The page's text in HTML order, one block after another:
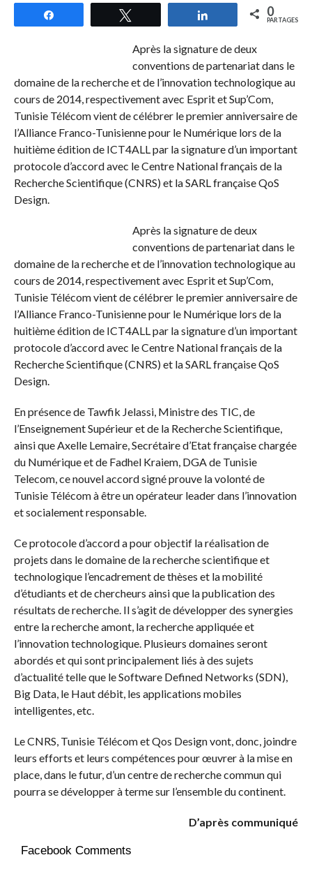
Partagez 0
PARTAGES
Après la signature de deux
conventions de partenariat dans le
domaine de la recherche et de l’innovation technologique au
cours de 2014, respectivement avec Esprit et Sup’Com,
Tunisie Télécom vient de célébrer le premier anniversaire de
l’Alliance Franco-Tunisienne pour le Numérique lors de la
huitième édition de ICT4ALL par la signature d’un important
protocole d’accord avec le Centre National français de la
Recherche Scientifique (CNRS) et la SARL française QoS
Design.
Après la signature de deux
conventions de partenariat dans le
domaine de la recherche et de l’innovation technologique au
cours de 2014, respectivement avec Esprit et Sup’Com,
Tunisie Télécom vient de célébrer le premier anniversaire de
l’Alliance Franco-Tunisienne pour le Numérique lors de la
huitième édition de ICT4ALL par la signature d’un important
protocole d’accord avec le Centre National français de la
Recherche Scientifique (CNRS) et la SARL française QoS
Design.
En présence de Tawfik Jelassi, Ministre des TIC, de
l’Enseignement Supérieur et de la Recherche Scientifique,
ainsi que Axelle Lemaire, Secrétaire d’Etat française chargée
du Numérique et de Fadhel Kraiem, DGA de Tunisie
Telecom, ce nouvel accord signé prouve la volonté de
Tunisie Télécom à être un opérateur leader dans l’innovation
et socialement responsable.
Ce protocole d’accord a pour objectif la réalisation de
projets dans le domaine de la recherche scientifique et
technologique l’encadrement de thèses et la mobilité
d’étudiants et de chercheurs ainsi que la publication des
résultats de recherche. Il s’agit de développer des synergies
entre la recherche amont, la recherche appliquée et
l’innovation technologique. Plusieurs domaines seront
abordés et qui sont principalement liés à des sujets
d’actualité telle que le Software Defined Networks (SDN),
Big Data, le Haut débit, les applications mobiles
intelligentes, etc.
Le CNRS, Tunisie Télécom et Qos Design vont, donc, joindre
leurs efforts et leurs compétences pour œuvrer à la mise en
place, dans le futur, d’un centre de recherche commun qui
pourra se développer à terme sur l’ensemble du continent.
D’après communiqué
Facebook Comments